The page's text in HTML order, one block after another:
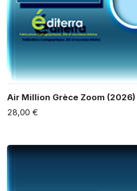
Air Million Grèce Zoom (2026)
28,00 €